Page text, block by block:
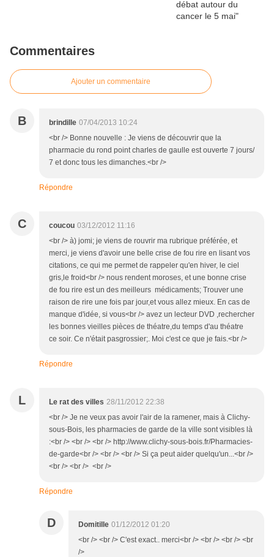
Commentaires
Ajouter un commentaire
B brindille 07/04/2013 10:24
<br /> Bonne nouvelle : Je viens de découvrir que la
pharmacie du rond point charles de gaulle est ouverte 7 jours/
7 et donc tous les dimanches.<br />
Répondre
C coucou 03/12/2012 11:16
<br /> à) jomi; je viens de rouvrir ma rubrique préférée, et
merci, je viens d'avoir une belle crise de fou rire en lisant vos
citations, ce qui me permet de rappeler qu'en hiver, le ciel
gris,le froid<br /> nous rendent moroses, et une bonne crise
de fou rire est un des meilleurs médicaments; Trouver une
raison de rire une fois par jour,et vous allez mieux. En cas de
manque d'idée, si vous<br /> avez un lecteur DVD ,rechercher
les bonnes vieilles pièces de théatre,du temps d'au théatre
ce soir. Ce n'était pasgrossier;. Moi c'est ce que je fais.<br />
Répondre
L Le rat des villes 28/11/2012 22:38
<br /> Je ne veux pas avoir l'air de la ramener, mais à Clichy-
sous-Bois, les pharmacies de garde de la ville sont visibles là
:<br /> <br /> <br /> http://www.clichy-sous-bois.fr/Pharmacies-
de-garde<br /> <br /> <br /> Si ça peut aider quelqu'un...<br />
<br /> <br /> <br />
Répondre
D Domitille 01/12/2012 01:20
<br /> <br /> C'est exact.. merci<br /> <br /> <br /> <br
/>